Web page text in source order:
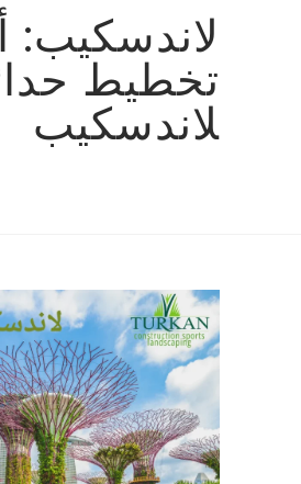
لاندسكيب:
تخطيط
لاندسكيب